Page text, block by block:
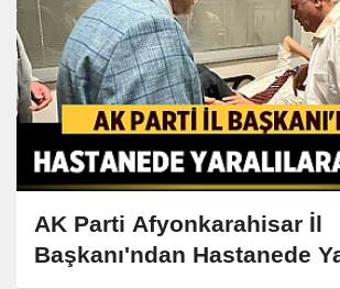
AK Parti Afyonkarahisar İl
Başkanı'ndan Hastanede